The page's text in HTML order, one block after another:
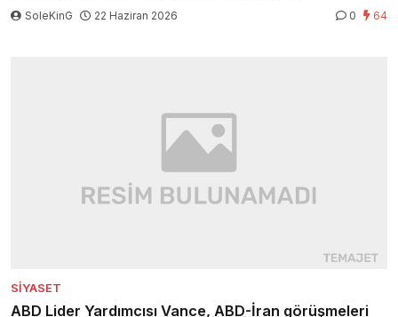
SoleKinG 22 Haziran 2026 0 64
SIYASET
ABD Lider Yardımcısı Vance, ABD-İran görüşmeleri